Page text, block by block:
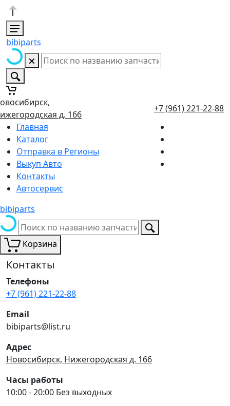
bibiparts
д. 166
+7 (961) 221-22-88
Главная
Каталог
Отправка в Регионы
Выкуп Авто
Контакты
Автосервис
bibiparts
Корзина
Контакты
Телефоны
+7 (961) 221-22-88
Email
bibiparts@list.ru
Адрес
Новосибирск, Нижегородская д. 166
Часы работы
10:00 - 20:00 Без выходных